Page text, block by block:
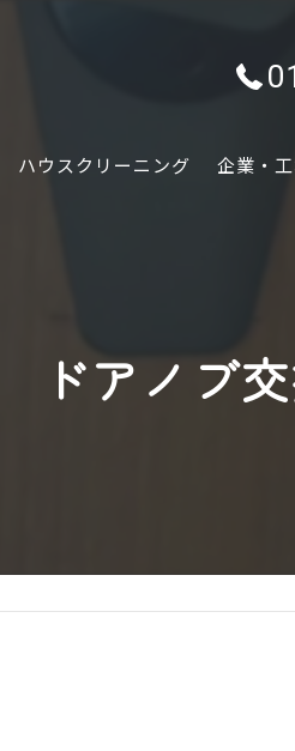
ハウスクリーニング 企業・
ドアノブ